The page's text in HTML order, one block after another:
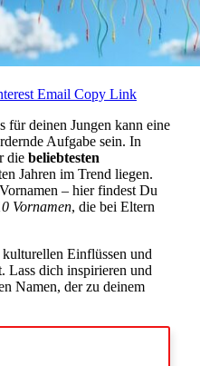
Email Copy Link
für deinen Jungen kann eine
Aufgabe sein. In
die beliebtesten
Jahren im Trend liegen.
– hier findest Du
Vornamen, die bei Eltern
Einflüssen und
Lass dich inspirieren und
Namen, der zu deinem